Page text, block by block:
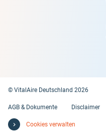
© VitalAire Deutschland 2026
AGB & Dokumente Disclaimer
Cookies verwalten